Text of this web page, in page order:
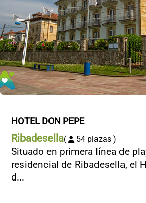
HOTEL DON PEPE
Ribadesella( 54 plazas )
Situado en primera línea de
residencial de Ribadesella, el
d...